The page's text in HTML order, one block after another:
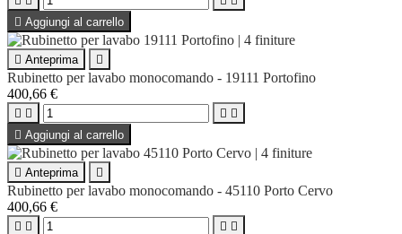
 Aggiungi al carrello
 Anteprima 
Rubinetto per lavabo monocomando - 19111 Portofino
400,66 €
   
 Aggiungi al carrello
 Anteprima 
Rubinetto per lavabo monocomando - 45110 Porto Cervo
400,66 €
   